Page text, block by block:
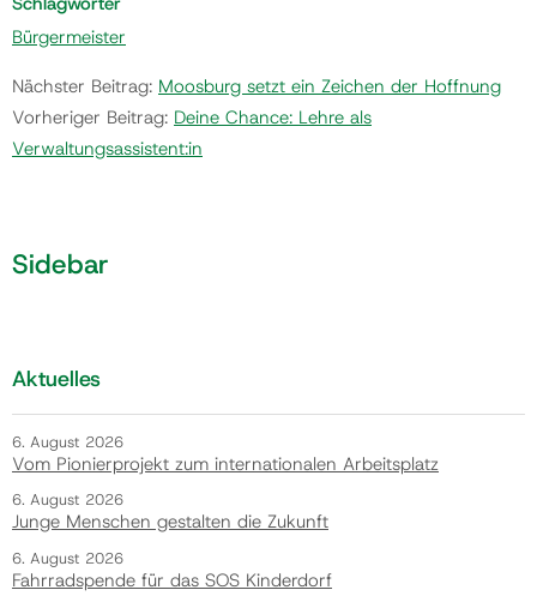
Bürgermeister
Nächster Beitrag: Moosburg setzt ein Zeichen der Hoffnung
Vorheriger Beitrag: Deine Chance: Lehre als
Verwaltungsassistent:in
Sidebar
Aktuelles
6. August 2026
Vom Pionierprojekt zum internationalen Arbeitsplatz
6. August 2026
Junge Menschen gestalten die Zukunft
6. August 2026
Fahrradspende für das SOS Kinderdorf